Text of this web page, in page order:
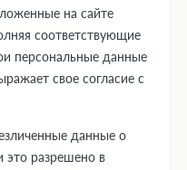
на сайте
соответствующие
персональные данные
свое согласие с
данные о
это разрешено в